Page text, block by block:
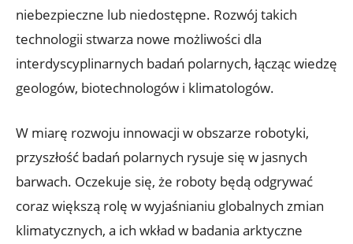
niebezpieczne lub​ niedostępne. Rozwój takich‌
technologii stwarza⁢ nowe możliwości dla
interdyscyplinarnych​ badań polarnych, łącząc ⁣wiedzę
geologów, biotechnologów i klimatologów.
W miarę rozwoju innowacji⁤ w obszarze robotyki,
przyszłość ‍badań polarnych rysuje się w ⁣jasnych
⁢barwach.‌ Oczekuje się, że roboty będą‌ odgrywać
coraz większą ⁤rolę w ​wyjaśnianiu globalnych ⁣zmian
klimatycznych, a ich wkład w badania ⁤arktyczne